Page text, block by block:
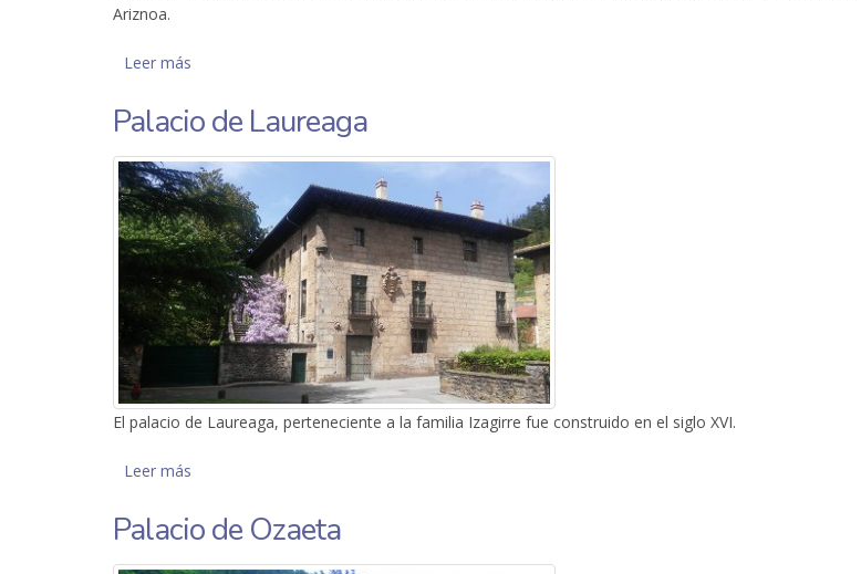
Ariznoa.
Leer más
Palacio de Laureaga
El palacio de Laureaga, perteneciente a la familia Izagirre fue construido en el siglo XVI.
Leer más
Palacio de Ozaeta